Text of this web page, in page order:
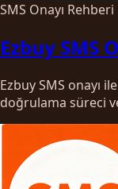
SMS Onayı Rehberi
Ezbuy SMS
Ezbuy SMS onayı
doğrulama süreci